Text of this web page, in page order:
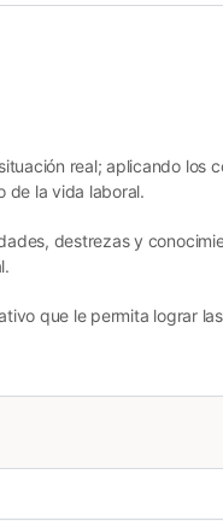
real; aplicando los
de la vida laboral.
destrezas y
que le permita lograr